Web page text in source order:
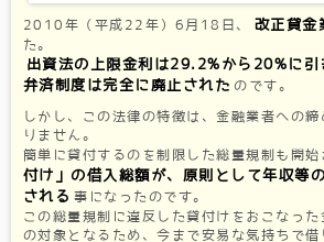
2010年（平成22年）6月18日、 改正貸金
た。
出資法の上限金利は29.2%から20%に引
弁済制度は完全に廃止された のです。
しかし、この法律の特徴は、金融業者への
りません。
簡単に貸付するのを制限した総量規制も開始
付け」の借入総額が、原則として年収等
される 事になったのです。
この総量規制に違反した貸付けをおこなっ
の対象となるため、今まで安易な気持ちで借